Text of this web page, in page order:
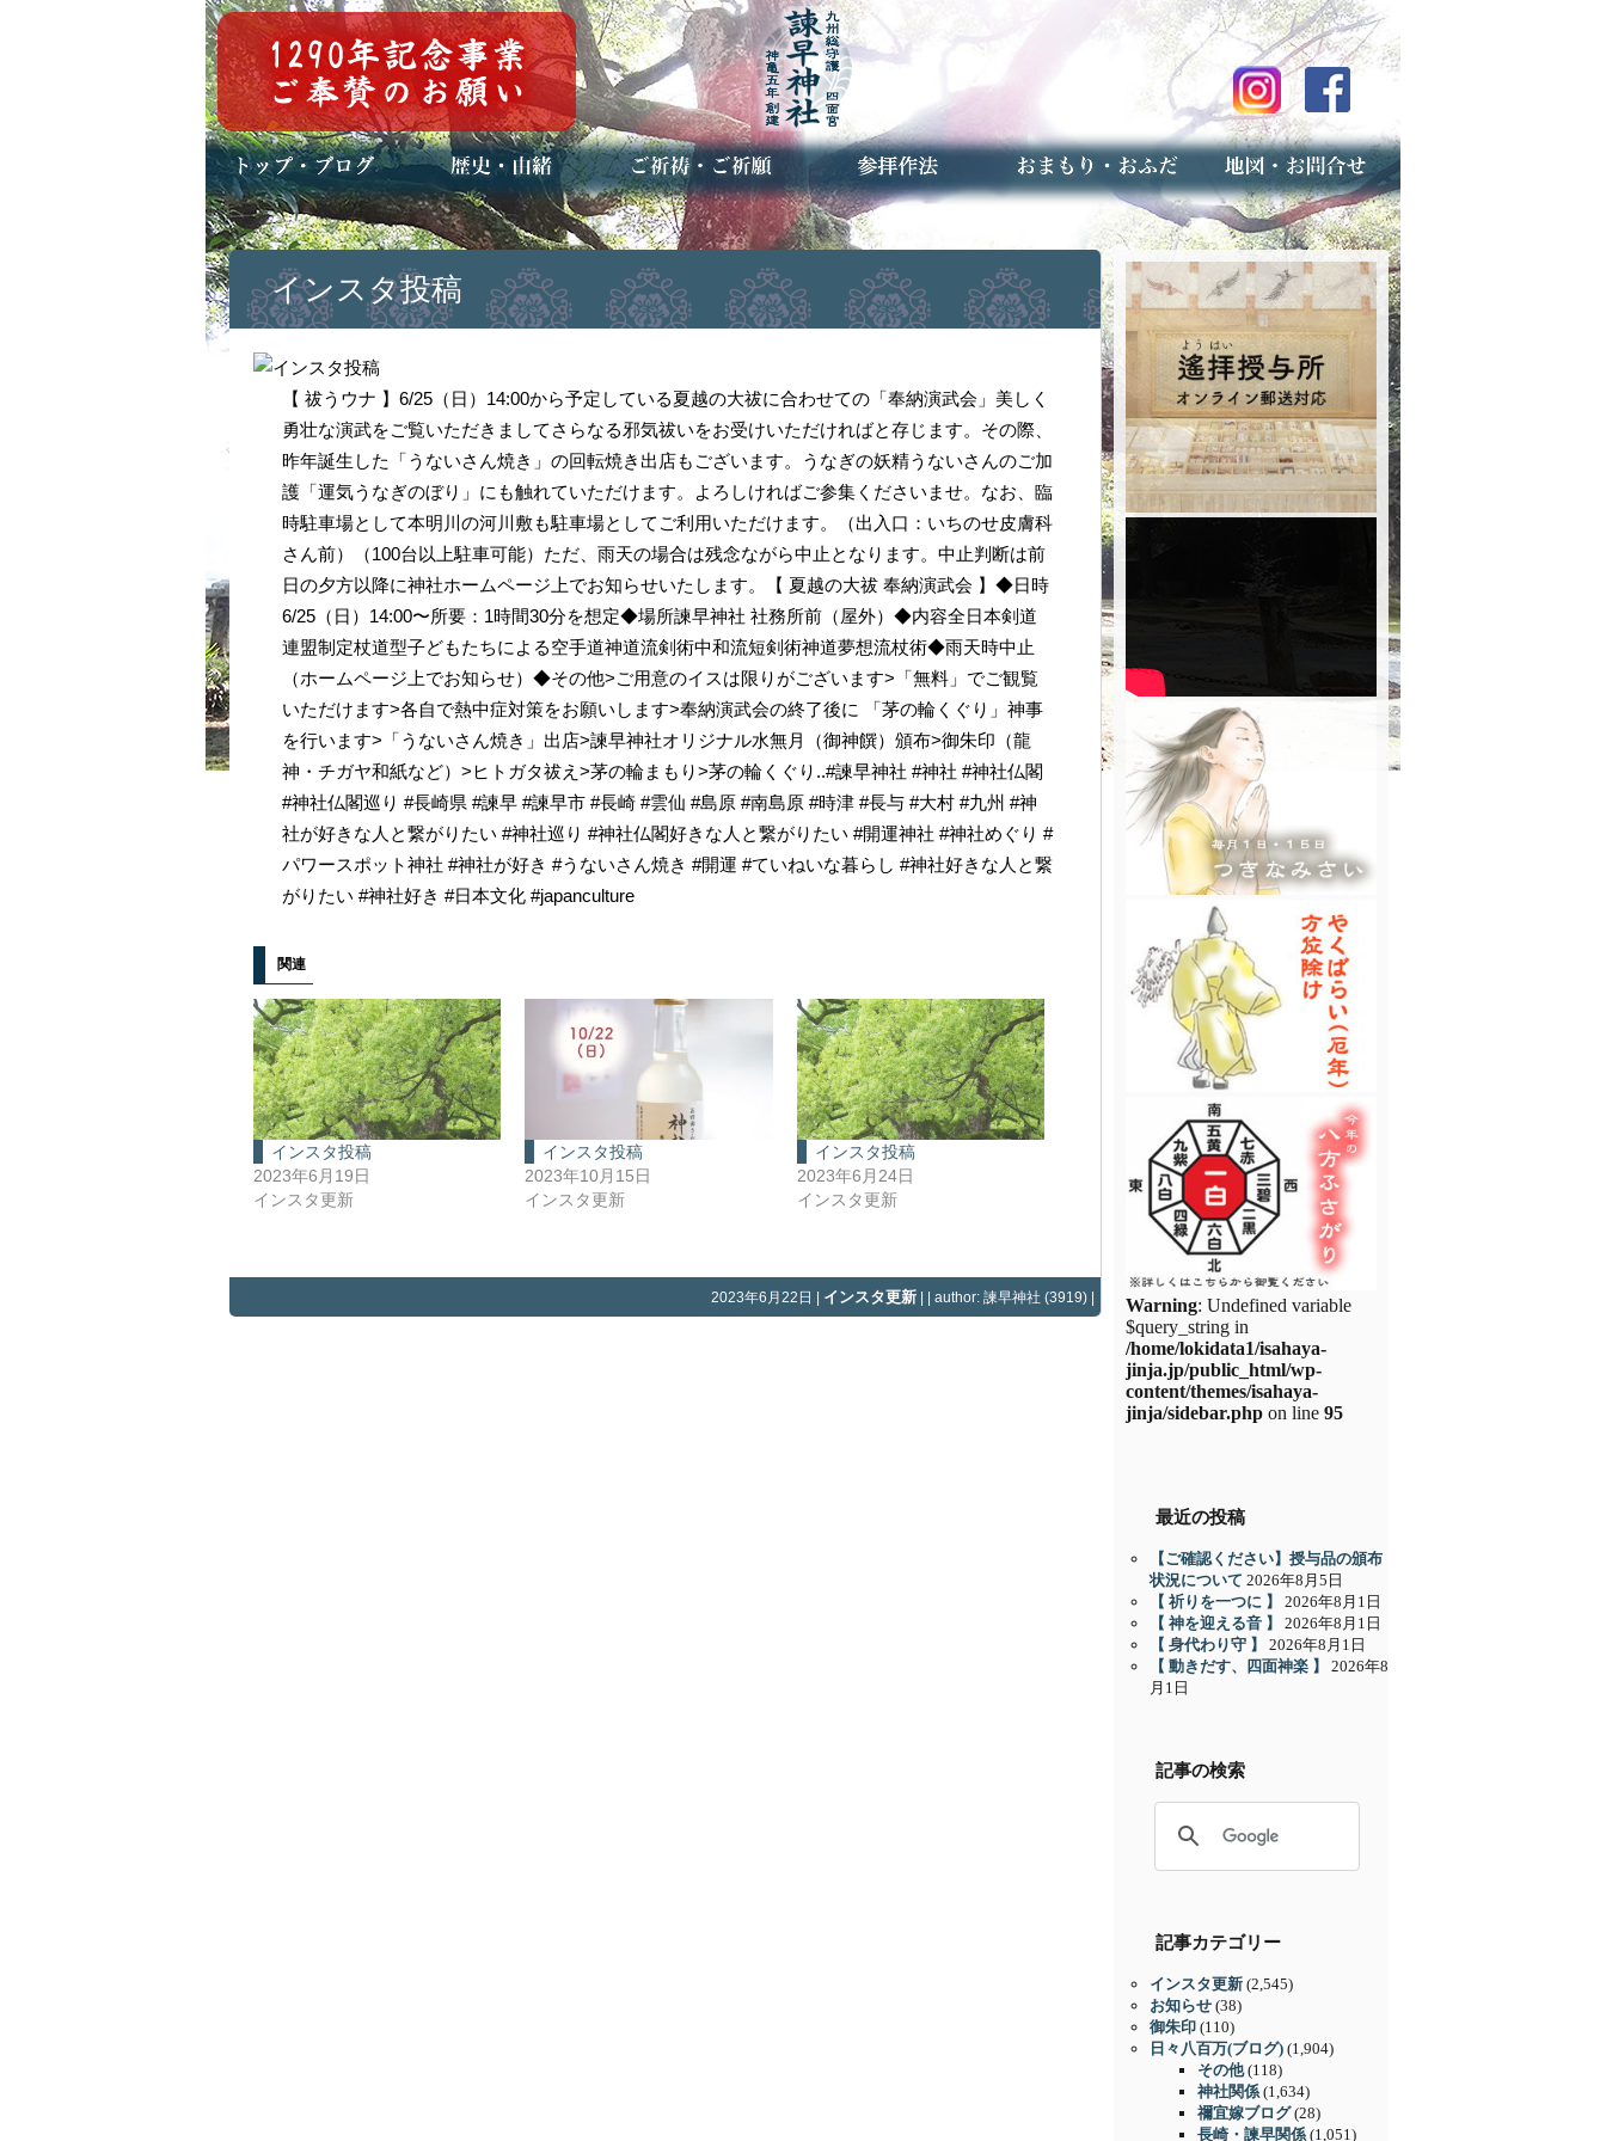
トップページ
ブログ(日々八百万)
お知らせ一覧 歴史・ご祭神
年中行事
メディア掲載 ご祈祷・ご祈願とは
安産祈願
初宮参り
七五三詣
長寿のお祝い
神前結婚式
厄祓い・方位除け
車のお祓い
地鎮祭
神葬祭（神式の葬儀） 神社とは
お参りの作法 授与品のご案内
お焚き上げ（古いお守りのお取り扱い）
アクセスマップ
予約者専用フォーム（事前受付）
インスタ投稿
【 祓うウナ 】6/25（日）14:00から予定している夏越の大祓に合わせての「奉納演武会」美しく
勇壮な演武をご覧いただきましてさらなる邪気祓いをお受けいただければと存じます。その際、
昨年誕生した「うないさん焼き」の回転焼き出店もございます。うなぎの妖精うないさんのご加
護「運気うなぎのぼり」にも触れていただけます。よろしければご参集くださいませ。なお、臨
時駐車場として本明川の河川敷も駐車場としてご利用いただけます。（出入口：いちのせ皮膚科
さん前）（100台以上駐車可能）ただ、雨天の場合は残念ながら中止となります。中止判断は前
日の夕方以降に神社ホームページ上でお知らせいたします。【 夏越の大祓 奉納演武会 】◆日時
6/25（日）14:00〜所要：1時間30分を想定◆場所諫早神社 社務所前（屋外）◆内容全日本剣道
連盟制定杖道型子どもたちによる空手道神道流剣術中和流短剣術神道夢想流杖術◆雨天時中止
（ホームページ上でお知らせ）◆その他>ご用意のイスは限りがございます>「無料」でご観覧
いただけます>各自で熱中症対策をお願いします>奉納演武会の終了後に 「茅の輪くぐり」神事
を行います>「うないさん焼き」出店>諫早神社オリジナル水無月（御神饌）頒布>御朱印（龍
神・チガヤ和紙など）>ヒトガタ祓え>茅の輪まもり>茅の輪くぐり..#諫早神社 #神社 #神社仏閣
#神社仏閣巡り #長崎県 #諫早 #諫早市 #長崎 #雲仙 #島原 #南島原 #時津 #長与 #大村 #九州 #神
社が好きな人と繋がりたい #神社巡り #神社仏閣好きな人と繋がりたい #開運神社 #神社めぐり #
パワースポット神社 #神社が好き #うないさん焼き #開運 #ていねいな暮らし #神社好きな人と繋
がりたい #神社好き #日本文化 #japanculture
関連
インスタ投稿
2023年6月19日
インスタ更新
インスタ投稿
2023年10月15日
インスタ更新
インスタ投稿
2023年6月24日
インスタ更新
2023年6月22日 | インスタ更新 | | author: 諫早神社 (3919) | Warning: Undefined variable
$query_string in
/home/lokidata1/isahaya-
jinja.jp/public_html/wp-
content/themes/isahaya-
jinja/sidebar.php on line 95
最近の投稿
【ご確認ください】授与品の頒布
状況について 2026年8月5日
【 祈りを一つに 】
2026年8月1日
【 神を迎える音 】
2026年8月1日
【 身代わり守 】
2026年8月1日
【 動きだす、四面神楽 】
2026年8
月1日
記事の検索
記事カテゴリー
インスタ更新 (2,545)
お知らせ (38)
御朱印 (110)
日々八百万(ブログ) (1,904)
その他(118)
神社関係 (1,634)
禰宜嫁ブログ(28)
長崎・諫早関係 (1,051)